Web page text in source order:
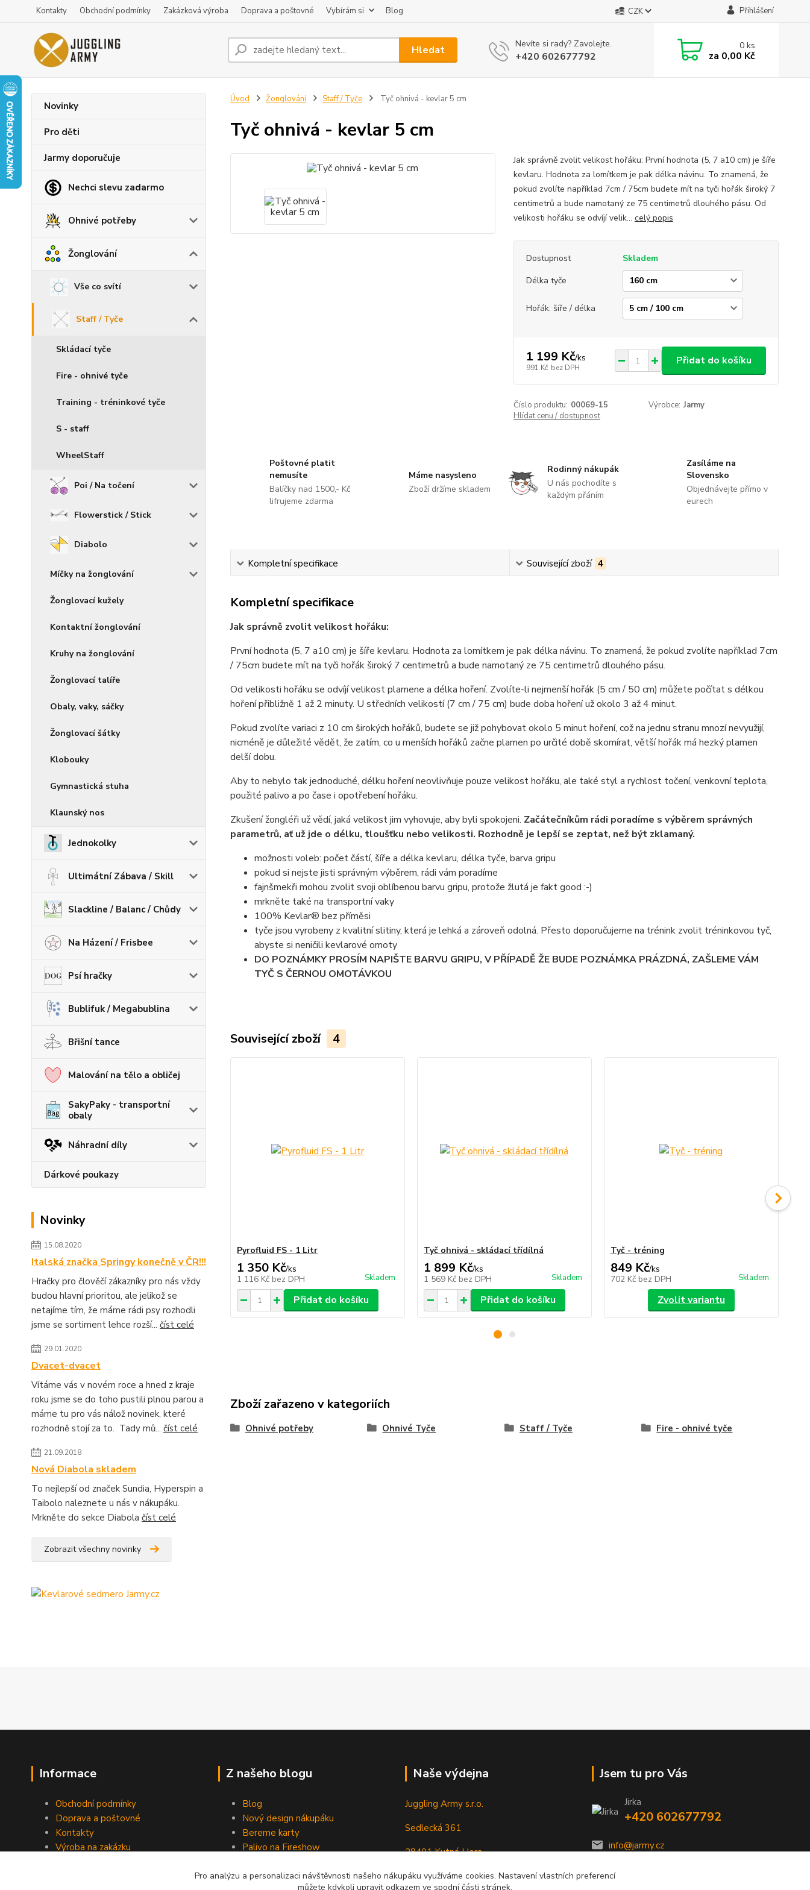
Kontakty Obchodní podmínky Zakázková výroba Doprava a poštovné Vybírám si Blog CZK Přihlášení
Hledat Nevíte si rady? Zavolejte.
+420 602677792
0ks
za 0,00 Kč
Novinky
Pro děti
Jarmy doporučuje
Nechci slevu zadarmo
Ohnivé potřeby
Žonglování
Vše co svítí
Staff / Tyče
Skládací tyče
Fire - ohnivé tyče
Training - tréninkové tyče
S - staff
WheelStaff
Poi / Na točení
Flowerstick / Stick
Diabolo
Míčky na žonglování
Žonglovací kužely
Kontaktní žonglování
Kruhy na žonglování
Žonglovací talíře
Obaly, vaky, sáčky
Žonglovací šátky
Klobouky
Gymnastická stuha
Klaunský nos
Jednokolky
Ultimátní Zábava / Skill
Slackline / Balanc / Chůdy
Na Házení / Frisbee
Psí hračky
Bublifuk / Megabublina
Břišní tance
Malování na tělo a obličej
SakyPaky - transportní
obaly
Náhradní díly
Dárkové poukazy
Novinky
15.08.2020
Italská značka Springy konečně v ČR!!!
Hračky pro člověčí zákazníky pro nás vždy
budou hlavní prioritou, ale jelikož se
netajíme tím, že máme rádi psy rozhodli
jsme se sortiment lehce rozší... číst celé
29.01.2020
Dvacet-dvacet
Vítáme vás v novém roce a hned z kraje
roku jsme se do toho pustili plnou parou a
máme tu pro vás nálož novinek, které
rozhodně stojí za to. Tady mů... číst celé
21.09.2018
Nová Diabola skladem
To nejlepší od značek Sundia, Hyperspin a
Taibolo naleznete u nás v nákupáku.
Mrkněte do sekce Diabola číst celé
Zobrazit všechny novinky
Úvod Žonglování Staff / Tyče Tyč ohnivá - kevlar 5 cm
Tyč ohnivá - kevlar 5 cm
Jak správně zvolit velikost hořáku: První hodnota (5, 7 a10 cm) je šíře
kevlaru. Hodnota za lomítkem je pak délka návinu. To znamená, že
pokud zvolíte například 7cm / 75cm budete mít na tyči hořák široký 7
centimetrů a bude namotaný ze 75 centimetrů dlouhého pásu. Od
velikosti hořáku se odvíjí velik... celý popis
Dostupnost
Skladem
Délka tyče
Hořák: šíře / délka
1 199 Kč/ks
991 Kč bez DPH
Přidat do košíku
Číslo produktu: 00069-15 Výrobce: Jarmy
Hlídat cenu / dostupnost
Poštovné platit
nemusíte
Balíčky nad 1500,- Kč
lifrujeme zdarma
Máme nasysleno
Zboží držíme skladem
Rodinný nákupák
U nás pochodíte s
každým přáním
Zasíláme na
Slovensko
Objednávejte přímo v
eurech
Kompletní specifikace Související zboží 4
Kompletní specifikace
Jak správně zvolit velikost hořáku:
První hodnota (5, 7 a10 cm) je šíře kevlaru. Hodnota za lomítkem je pak délka návinu. To znamená, že pokud zvolíte například 7cm
/ 75cm budete mít na tyči hořák široký 7 centimetrů a bude namotaný ze 75 centimetrů dlouhého pásu.
Od velikosti hořáku se odvíjí velikost plamene a délka hoření. Zvolíte-li nejmenší hořák (5 cm / 50 cm) můžete počítat s délkou
hoření přibližně 1 až 2 minuty. U středních velikostí (7 cm / 75 cm) bude doba hoření už okolo 3 až 4 minut.
Pokud zvolíte variaci z 10 cm širokých hořáků, budete se již pohybovat okolo 5 minut hoření, což na jednu stranu mnozí nevyužijí,
nicméně je důležité vědět, že zatím, co u menších hořáků začne plamen po určité době skomírat, větší hořák má hezký plamen
delší dobu.
Aby to nebylo tak jednoduché, délku hoření neovlivňuje pouze velikost hořáku, ale také styl a rychlost točení, venkovní teplota,
použité palivo a po čase i opotřebení hořáku.
Zkušení žongléři už vědí, jaká velikost jim vyhovuje, aby byli spokojeni. Začátečníkům rádi poradíme s výběrem správných
parametrů, ať už jde o délku, tloušťku nebo velikosti. Rozhodně je lepší se zeptat, než být zklamaný.
možnosti voleb: počet částí, šíře a délka kevlaru, délka tyče, barva gripu
pokud si nejste jisti správným výběrem, rádi vám poradíme
fajnšmekři mohou zvolit svoji oblíbenou barvu gripu, protože žlutá je fakt good :-)
mrkněte také na transportní vaky
100% Kevlar® bez příměsi
tyče jsou vyrobeny z kvalitní slitiny, která je lehká a zároveň odolná. Přesto doporučujeme na trénink zvolit tréninkovou tyč,
abyste si neničili kevlarové omoty
DO POZNÁMKY PROSÍM NAPIŠTE BARVU GRIPU, V PŘÍPADĚ ŽE BUDE POZNÁMKA PRÁZDNÁ, ZAŠLEME VÁM
TYČ S ČERNOU OMOTÁVKOU
Související zboží 4
Pyrofluid FS - 1 Litr
1 350 Kč/ks
1 116 Kč bez DPH Skladem
Přidat do košíku
Tyč ohnivá - skládací třídílná
1 899 Kč/ks
1 569 Kč bez DPH Skladem
Přidat do košíku
Tyč - tréning
849 Kč/ks
702 Kč bez DPH Skladem
Zvolit variantu
Zboží zařazeno v kategoriích
Ohnivé potřeby Ohnivé Tyče Staff / Tyče Fire - ohnivé tyče
Informace
Obchodní podmínky
Doprava a poštovné
Kontakty
Výroba na zakázku
Z našeho blogu
Blog
Nový design nákupáku
Bereme karty
Palivo na Fireshow
Naše výdejna
Juggling Army s.r.o.
Sedlecká 361
28401 Kutná Hora
Jsem tu pro Vás
Jirka
+420 602677792
info@jarmy.cz
Pro analýzu a personalizaci návštěvnosti našeho nákupáku využíváme cookies. Nastavení vlastních preferencí
můžete kdykoli upravit odkazem ve spodní části stránek.